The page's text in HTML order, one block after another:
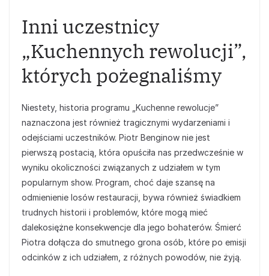
Inni uczestnicy
„Kuchennych rewolucji”,
których pożegnaliśmy
Niestety, historia programu „Kuchenne rewolucje”
naznaczona jest również tragicznymi wydarzeniami i
odejściami uczestników. Piotr Benginow nie jest
pierwszą postacią, która opuściła nas przedwcześnie w
wyniku okoliczności związanych z udziałem w tym
popularnym show. Program, choć daje szansę na
odmienienie losów restauracji, bywa również świadkiem
trudnych historii i problemów, które mogą mieć
dalekosiężne konsekwencje dla jego bohaterów. Śmierć
Piotra dołącza do smutnego grona osób, które po emisji
odcinków z ich udziałem, z różnych powodów, nie żyją.